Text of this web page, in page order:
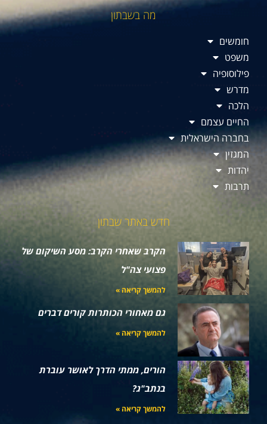
מה בשבתון
חומשים
משפט
פילוסופיה
מדרש
הלכה
החיים עצמם
בחברה הישראלית
המגזין
יהדות
תרבות
חדש באתר שבתון
הקרב שאחרי הקרב: מסע השיקום של
פצועי צה"ל
להמשך קריאה »
גם מאחורי הכותרות קורים דברים
להמשך קריאה »
הורים, ממתי הדרך לאושר עוברת
בנתב"ג?
להמשך קריאה »